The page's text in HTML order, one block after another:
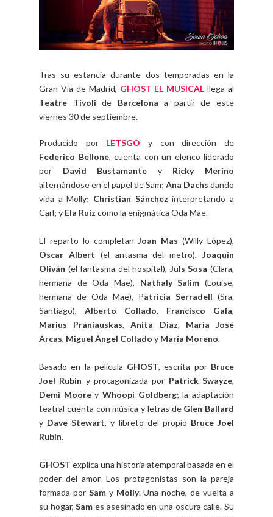
Tras su estancia durante dos temporadas en la
Gran Vía de Madrid, GHOST EL MUSICAL llega al
Teatre Tívoli de Barcelona a partir de este
viernes 30 de septiembre.
Producido por LETSGO y con dirección de
Federico Bellone, cuenta con un elenco liderado
por David Bustamante y Ricky Merino
alternándose en el papel de Sam; Ana Dachs dando
vida a Molly; Christian Sánchez interpretando a
Carl; y Ela Ruiz como la enigmática Oda Mae.
El reparto lo completanJoan Mas (Willy López),
Oscar Albert (el antasma del metro),Joaquín
Oliván (el fantasma del hospital), Juls Sosa (Clara,
hermana de Oda Mae), Nathaly Salim (Louise,
hermana de Oda Mae), Patricia Serradell (Sra.
Santiago), Alberto Collado, Francisco Gala,
Marius Praniauskas,Anita Díaz, María José
Arcas, Miguel Ángel Collado y María Moreno.
Basado en la película GHOST, escrita por Bruce
Joel Rubin y protagonizada por Patrick Swayze,
Demi MooreyWhoopi Goldberg; la adaptación
teatral cuenta con música y letras de Glen Ballard
y Dave Stewart, y libreto del propio Bruce Joel
Rubin.
GHOST explica una historia atemporal basada en el
poder del amor. Los protagonistas son la pareja
formada por Samy Molly. Una noche, de vuelta a
su hogar,Sam es asesinado en una oscura calle. Su